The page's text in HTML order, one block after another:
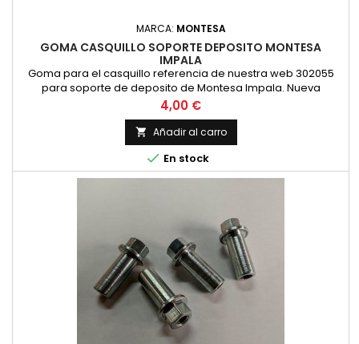
MARCA: MONTESA
GOMA CASQUILLO SOPORTE DEPOSITO MONTESA
IMPALA
Goma para el casquillo referencia de nuestra web 302055
para soporte de deposito de Montesa Impala. Nueva
fabricacion.
Precio
4,00 €
 Añadir al carro
 En stock